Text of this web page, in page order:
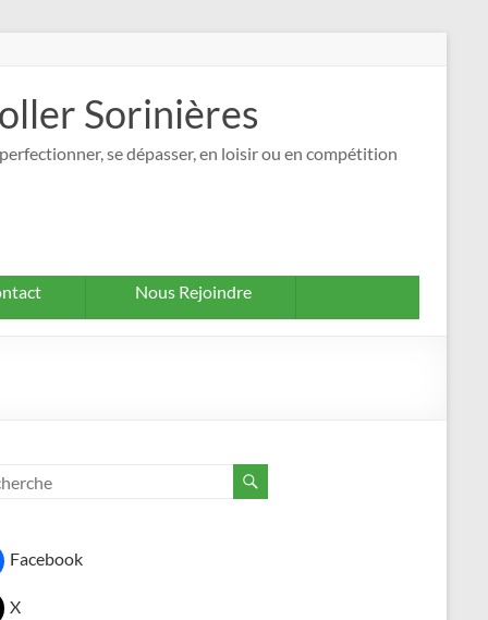
Sorinières
se dépasser, en loisir ou en compétition
Nous Rejoindre
Facebook
X